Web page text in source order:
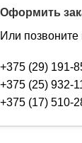
Оформить
Или
+375 (29) 191-
+375 (25) 932-
+375 (17) 510-